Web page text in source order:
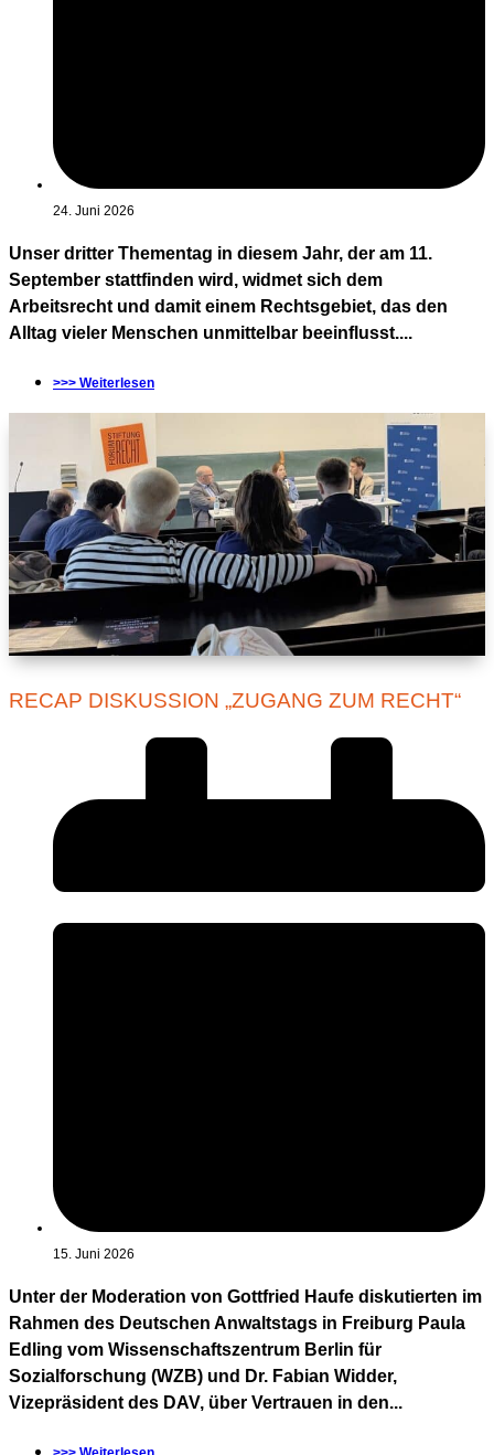
24. Juni 2026
Unser dritter Thementag in diesem Jahr, der am 11.
September stattfinden wird, widmet sich dem
Arbeitsrecht und damit einem Rechtsgebiet, das den
Alltag vieler Menschen unmittelbar beeinflusst....
>>> Weiterlesen
RECAP DISKUSSION „ZUGANG ZUM RECHT“
15. Juni 2026
Unter der Moderation von Gottfried Haufe diskutierten im
Rahmen des Deutschen Anwaltstags in Freiburg Paula
Edling vom Wissenschaftszentrum Berlin für
Sozialforschung (WZB) und Dr. Fabian Widder,
Vizepräsident des DAV, über Vertrauen in den...